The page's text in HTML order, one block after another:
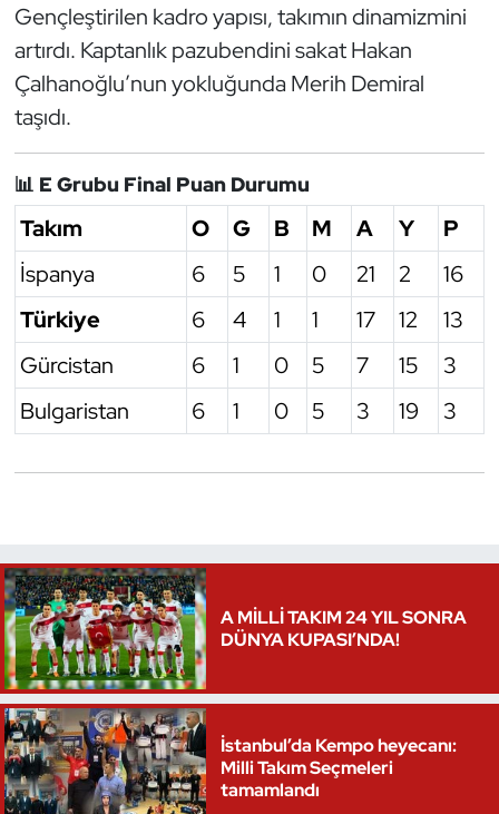
Gençleştirilen kadro yapısı, takımın dinamizmini
artırdı. Kaptanlık pazubendini sakat Hakan
Çalhanoğlu’nun yokluğunda Merih Demiral
taşıdı.
📊 E Grubu Final Puan Durumu
Takım O G B M A Y
P
İspanya
6 5 1 0 21 2
16
Türkiye
6 4 1 1 17 12
13
Gürcistan
6 1 0 5 7 15
3
Bulgaristan
6 1 0 5 3 19 3
A MİLLİ TAKIM 24 YIL SONRA
DÜNYA KUPASI’NDA!
İstanbul’da Kempo heyecanı:
Milli Takım Seçmeleri
tamamlandı